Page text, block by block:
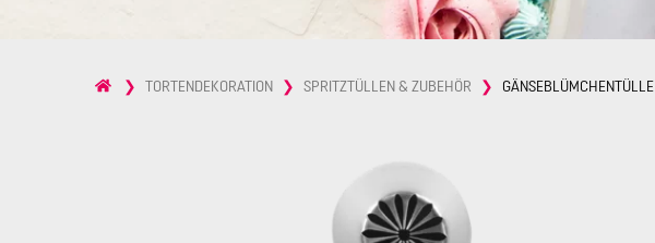
TORTENDEKORATION SPRITZTÜLLEN & ZUBEHÖR GÄNSEBLÜMCHENTÜLLE